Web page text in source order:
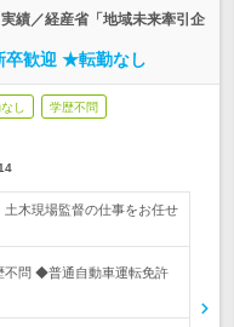
績／経産省「地域未来牽引企
卒歓迎 ★転勤なし
し 学歴不問
土木現場監督の仕事をお任せ
不問 ◆普通自動車運転免許